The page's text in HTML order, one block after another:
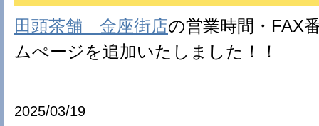
田頭茶舗 金座街店の営業時間・FAX
ムぺージを追加いたしました！！
2025/03/19